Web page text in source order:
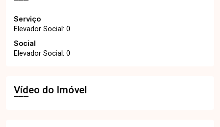
Serviço
Elevador Social: 0
Social
Elevador Social: 0
Vídeo do Imóvel